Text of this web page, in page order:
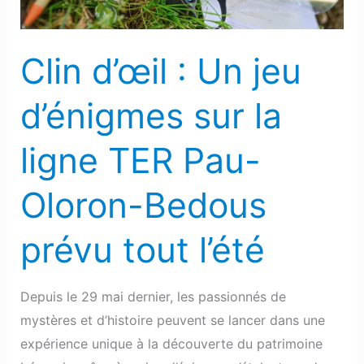
Clin d’œil : Un jeu
d’énigmes sur la
ligne TER Pau-
Oloron-Bedous
prévu tout l’été
Depuis le 29 mai dernier, les passionnés de
mystères et d’histoire peuvent se lancer dans une
expérience unique à la découverte du patrimoine
la
TER
Oloron-
prévu
l’été